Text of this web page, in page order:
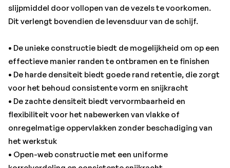
slijpmiddel door vollopen van de vezels te voorkomen.
Dit verlengt bovendien de levensduur van de schijf.
• De unieke constructie biedt de mogelijkheid om op een
effectieve manier randen te ontbramen en te finishen
• De harde densiteit biedt goede rand retentie, die zorgt
voor het behoud consistente vorm en snijkracht
• De zachte densiteit biedt vervormbaarheid en
flexibiliteit voor het nabewerken van vlakke of
onregelmatige oppervlakken zonder beschadiging van
het werkstuk
• Open-web constructie met een uniforme